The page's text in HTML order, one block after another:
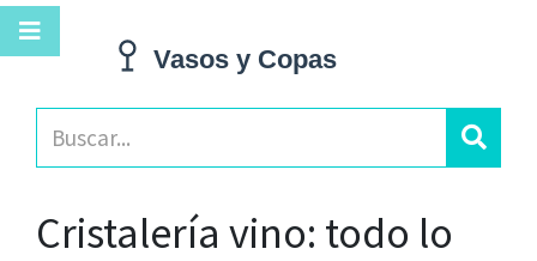
Cristalería vino: todo lo